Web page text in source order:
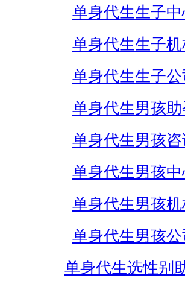
单身代生生子
单身代生生子机
单身代生生子公
单身代生男孩助
单身代生男孩咨
单身代生男孩
单身代生男孩机
单身代生男孩公
单身代生选性别